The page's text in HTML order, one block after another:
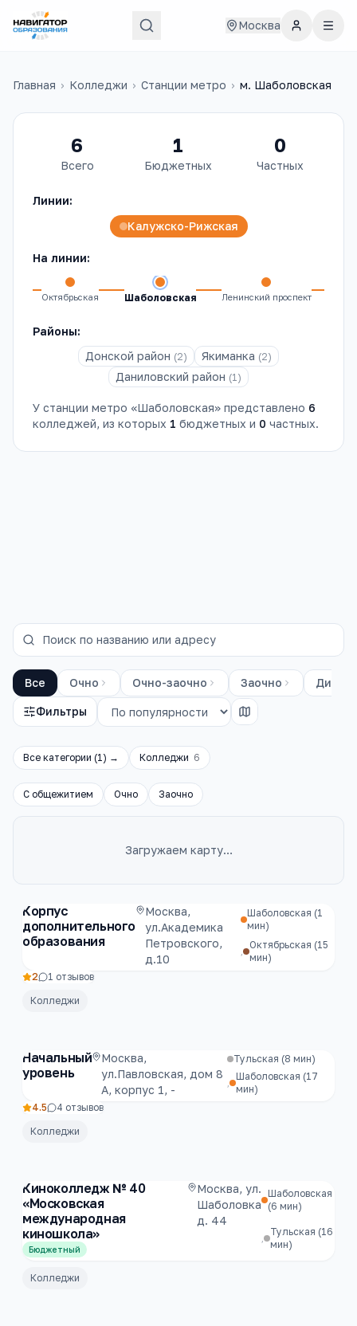
Москва
Главная › Колледжи › Станции метро › м. Шаболовская
6
Всего
1
Бюджетных
0
Частных
Линии:
Калужско-Рижская
На линии:
Октябрьская Шаболовская Ленинский проспект
Районы:
Донской район (2) Якиманка (2)
Даниловский район (1)
У станции метро «Шаболовская» представлено 6
колледжей, из которых 1 бюджетных и 0 частных.
Все Очно Очно-заочно Заочно
Фильтры
Все категории (1) → Колледжи 6
С общежитием Очно Заочно
Загружаем карту…
Корпус
дополнительного
образования
Москва,
ул.Академика
Петровского,
д.10
Шаболовская (1
мин)
,
Октябрьская (15
мин)
2
1 отзывов
Колледжи
Начальный
уровень
Москва,
ул.Павловская, дом 8
А, корпус 1, -
Тульская (8 мин)
,
Шаболовская (17
мин)
4.5
4 отзывов
Колледжи
Киноколледж № 40
«Московская
международная
киношкола»
Бюджетный
Москва, ул.
Шаболовка
д. 44
Шаболовская
(6 мин)
,
Тульская (16
мин)
Колледжи